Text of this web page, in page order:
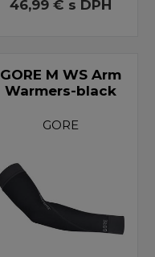
46,99 € s DPH
GORE M WS Arm
Warmers-black
GORE